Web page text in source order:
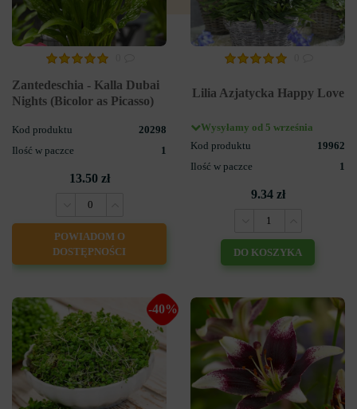
Zantedeschia - Kalla Dubai
Nights (Bicolor as Picasso)
Kod produktu
20298
Ilość w paczce
1
13.50 zł
POWIADOM O
DOSTĘPNOŚCI
Lilia Azjatycka Happy Love
Wysyłamy od 5 września
Kod produktu
19962
Ilość w paczce
1
9.34 zł
DO KOSZYKA
-40%